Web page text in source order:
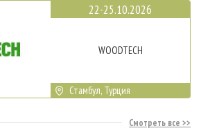
22-25.10.2026
WOODTECH
Стамбул, Турция
Смотреть все